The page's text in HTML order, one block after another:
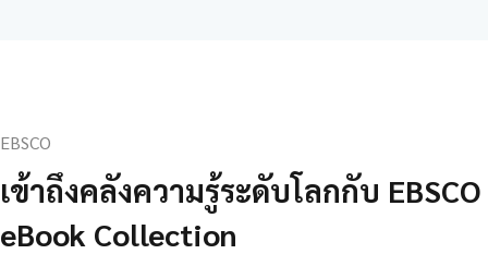
EBSCO
เข้าถึงคลังความรู้ระดับโลกกับ EBSCO
eBook Collection